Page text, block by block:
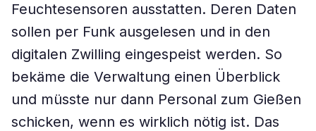
Feuchtesensoren ausstatten. Deren Daten
sollen per Funk ausgelesen und in den
digitalen Zwilling eingespeist werden. So
bekäme die Verwaltung einen Überblick
und müsste nur dann Personal zum Gießen
schicken, wenn es wirklich nötig ist. Das